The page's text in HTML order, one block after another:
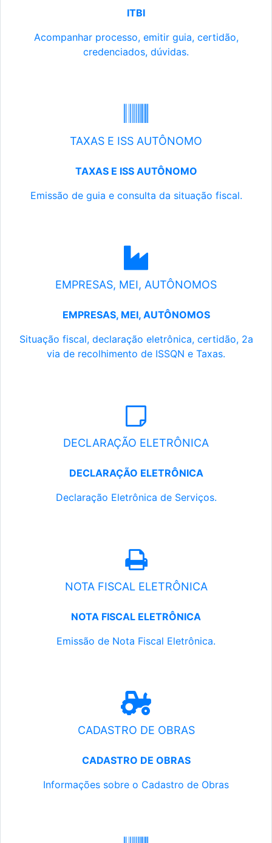
ITBI
Acompanhar processo, emitir guia, certidão,
credenciados, dúvidas.
TAXAS E ISS AUTÔNOMO
TAXAS E ISS AUTÔNOMO
Emissão de guia e consulta da situação fiscal.
EMPRESAS, MEI, AUTÔNOMOS
EMPRESAS, MEI, AUTÔNOMOS
Situação fiscal, declaração eletrônica, certidão, 2a
via de recolhimento de ISSQN e Taxas.
DECLARAÇÃO ELETRÔNICA
DECLARAÇÃO ELETRÔNICA
Declaração Eletrônica de Serviços.
NOTA FISCAL ELETRÔNICA
NOTA FISCAL ELETRÔNICA
Emissão de Nota Fiscal Eletrônica.
CADASTRO DE OBRAS
CADASTRO DE OBRAS
Informações sobre o Cadastro de Obras